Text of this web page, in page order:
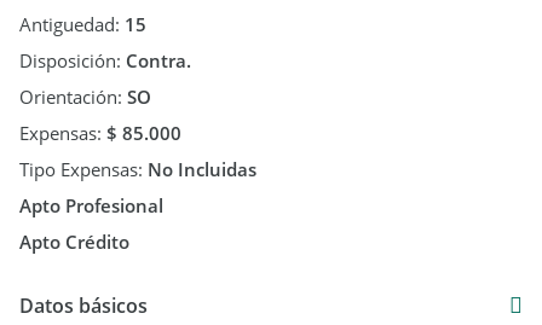
Antiguedad: 15
Disposición: Contra.
Orientación: SO
Expensas: $ 85.000
Tipo Expensas: No Incluidas
Apto Profesional
Apto Crédito
Datos básicos